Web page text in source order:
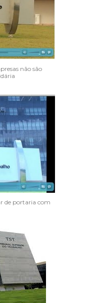
não são
de portaria com